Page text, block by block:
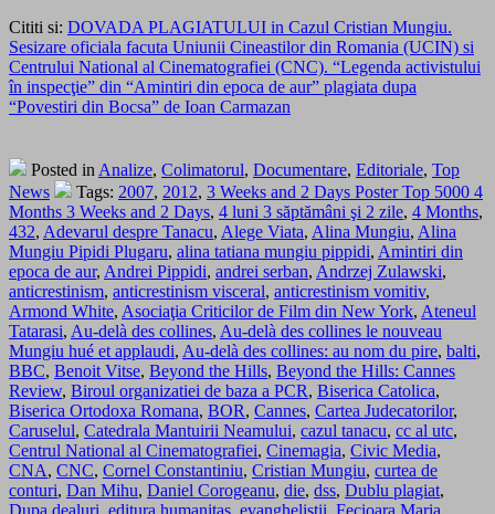
Cititi si: DOVADA PLAGIATULUI in Cazul Cristian Mungiu.
Sesizare oficiala facuta Uniunii Cineastilor din Romania (UCIN) si
Centrului National al Cinematografiei (CNC). “Legenda activistului
în inspecţie” din “Amintiri din epoca de aur” plagiata dupa
“Povestiri din Bocsa” de Ioan Carmazan
Posted in Analize, Colimatorul, Documentare, Editoriale, Top
News
Tags: 2007, 2012, 3 Weeks and 2 Days Poster Top 5000 4
Months 3 Weeks and 2 Days, 4 luni 3 săptămâni şi 2 zile, 4 Months,
432, Adevarul despre Tanacu, Alege Viata, Alina Mungiu, Alina
Mungiu Pipidi Plugaru, alina tatiana mungiu pippidi, Amintiri din
epoca de aur, Andrei Pippidi, andrei serban, Andrzej Zulawski,
anticrestinism, anticrestinism visceral, anticrestinism vomitiv,
Armond White, Asociaţia Criticilor de Film din New York, Ateneul
Tatarasi, Au-delà des collines, Au-delà des collines le nouveau
Mungiu hué et applaudi, Au-delà des collines: au nom du pire, balti,
BBC, Benoit Vitse, Beyond the Hills, Beyond the Hills: Cannes
Review, Biroul organizatiei de baza a PCR, Biserica Catolica,
Biserica Ortodoxa Romana, BOR, Cannes, Cartea Judecatorilor,
Caruselul, Catedrala Mantuirii Neamului, cazul tanacu, cc al utc,
Centrul National al Cinematografiei, Cinemagia, Civic Media,
CNA, CNC, Cornel Constantiniu, Cristian Mungiu, curtea de
conturi, Dan Mihu, Daniel Corogeanu, die, dss, Dublu plagiat,
Dupa dealuri editura humanitas evanghelistii Fecioara Maria